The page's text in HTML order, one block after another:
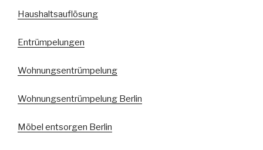
Haushaltsauflösung
Entrümpelungen
Wohnungsentrümpelung
Wohnungsentrümpelung Berlin
Möbel entsorgen Berlin